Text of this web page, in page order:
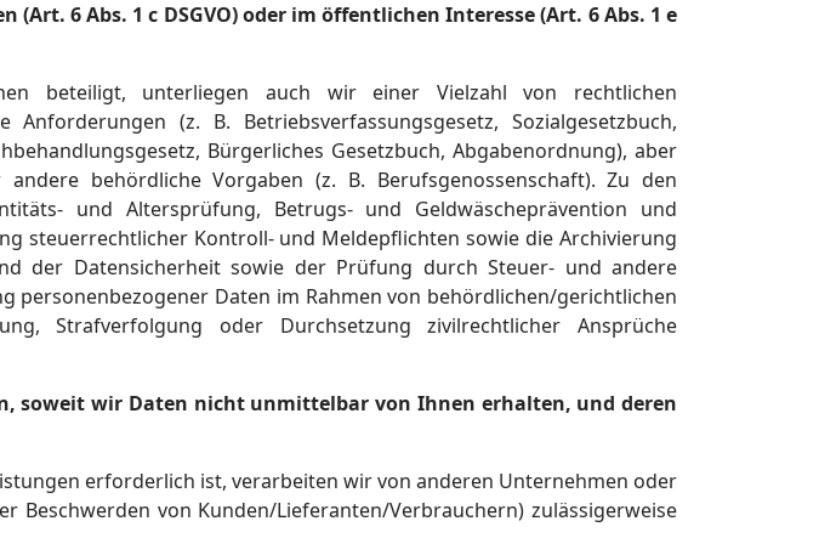
(Art. 6 Abs. 1 c DSGVO) oder im öffentlichen Interesse (Art. 6 Abs. 1 e
beteiligt, unterliegen auch wir einer Vielzahl von rechtlichen
(z. B. Betriebsverfassungsgesetz, Sozialgesetzbuch,
Bürgerliches Gesetzbuch, Abgabenordnung), aber
behördliche Vorgaben (z. B. Berufsgenossenschaft). Zu den
und Altersprüfung, Betrugs- und Geldwäscheprävention und
steuerrechtlicher Kontroll- und Meldepflichten sowie die Archivierung
der Datensicherheit sowie der Prüfung durch Steuer- und andere
personenbezogener Daten im Rahmen von behördlichen/gerichtlichen
Strafverfolgung oder Durchsetzung zivilrechtlicher Ansprüche
soweit wir Daten nicht unmittelbar von Ihnen erhalten, und deren
erforderlich ist, verarbeiten wir von anderen Unternehmen oder
Beschwerden von Kunden/Lieferanten/Verbrauchern) zulässigerweise